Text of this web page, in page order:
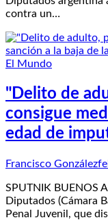
contra un…
El Mundo
"Delito de
consigue
edad de
Francisco González
SPUTNIK BUENOS
Diputados (Cámara
Penal Juvenil, que